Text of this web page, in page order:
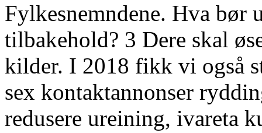
Fylkesnemndene. Hva bør
tilbakehold? 3 Dere skal
kilder. I 2018 fikk vi også
sex kontaktannonser
redusere ureining, ivareta